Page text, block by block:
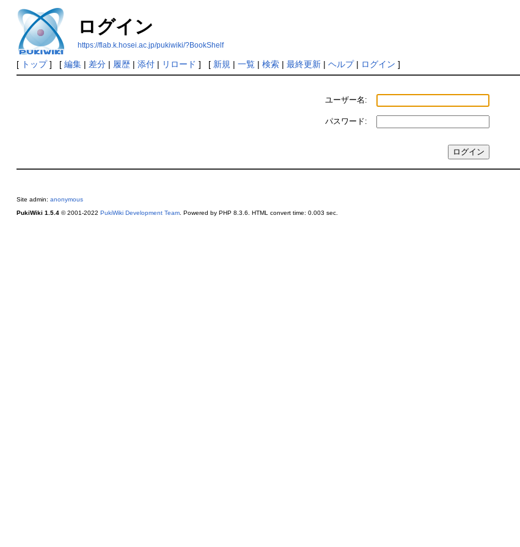
ログイン
https://flab.k.hosei.ac.jp/pukiwiki/?BookShelf
[ トップ] [ 編集| 差分| 履歴| 添付| リロード ] [ 新規 | 一覧| 検索| 最終更新| ヘルプ| ログイン ]
ユーザー名:
パスワード:
Site admin: anonymous
PukiWiki 1.5.4© 2001-2022 PukiWiki Development Team. Powered by PHP 8.3.6. HTML convert time: 0.003 sec.